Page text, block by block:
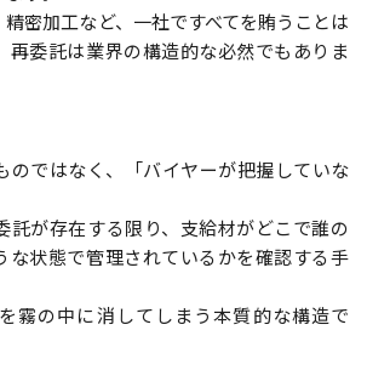
密加工など、一社ですべてを賄うことは
再委託は業界の構造的な必然でもありま
のではなく、「バイヤーが把握していな
託が存在する限り、支給材がどこで誰の
な状態で管理されているかを確認する手
霧の中に消してしまう本質的な構造で